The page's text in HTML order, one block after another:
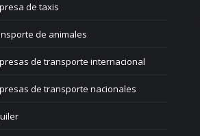
de taxis
de animales
de transporte internacional
de transporte nacionales